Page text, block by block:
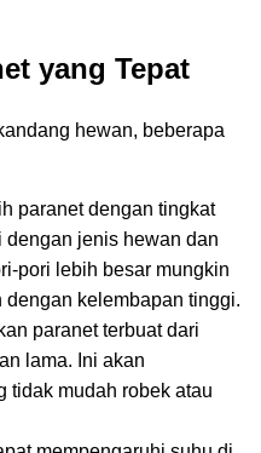
yang Tepat
hewan, beberapa
paranet dengan tingkat
dengan jenis hewan dan
pori lebih besar mungkin
dengan kelembapan tinggi.
paranet terbuat dari
lama. Ini akan
tidak mudah robek atau